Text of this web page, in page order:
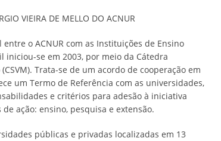
VIEIRA DE MELLO DO ACNUR
o ACNUR com as Instituições de Ensino
iniciou-se em 2003, por meio da Cátedra
Trata-se de um acordo de cooperação em
um Termo de Referência com as universidades,
e critérios para adesão à iniciativa
ação: ensino, pesquisa e extensão.
públicas e privadas localizadas em 13